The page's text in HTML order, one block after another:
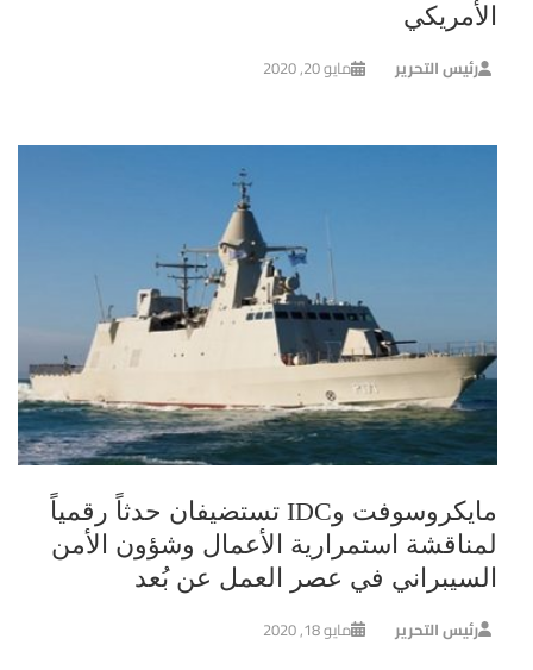
الأمريكي
رئيس التحرير مايو 20, 2020
مايكروسوفت وIDC تستضيفان حدثاً رقمياً
لمناقشة استمرارية الأعمال وشؤون الأمن
السيبراني في عصر العمل عن بُعد
رئيس التحرير مايو 18, 2020